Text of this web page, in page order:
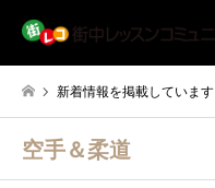
新着情報を掲載しています
空手＆柔道